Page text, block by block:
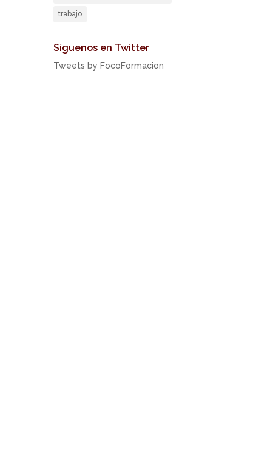
trabajo
Síguenos en Twitter
Tweets by FocoFormacion